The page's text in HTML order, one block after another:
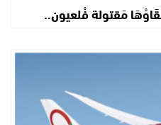
مَقتولة فْلعيون..